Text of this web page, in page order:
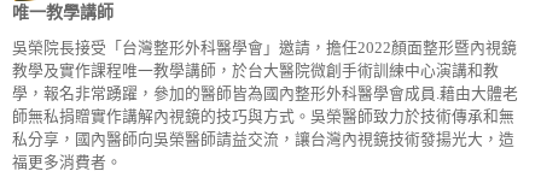
唯一教學講師
吳榮院長接受「台灣整形外科醫學會」邀請，擔任2022顏面整形暨內視鏡
教學及實作課程唯一教學講師，於台大醫院微創手術訓練中心演講和教
學，報名非常踴躍，參加的醫師皆為國內整形外科醫學會成員.藉由大體老
師無私捐贈實作講解內視鏡的技巧與方式。吳榮醫師致力於技術傳承和無
私分享，國內醫師向吳榮醫師請益交流，讓台灣內視鏡技術發揚光大，造
福更多消費者。